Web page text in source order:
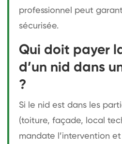
professionnel peut
sécurisée.
Qui doit payer
d’un nid dans
?
Si le nid est dans les
(toiture, façade, local
mandate l’intervention